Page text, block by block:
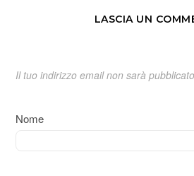
LASCIA UN
Il tuo indirizzo email non sarà
Nome